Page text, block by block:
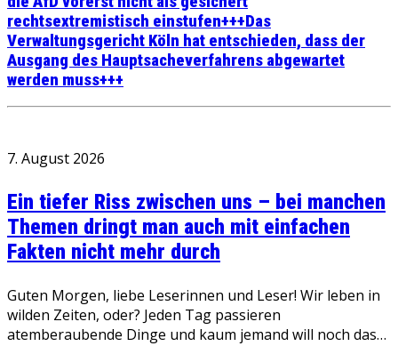
rechtsextremistisch einstufen+++Das
Verwaltungsgericht Köln hat entschieden, dass der
Ausgang des Hauptsacheverfahrens abgewartet
werden muss+++
7. August 2026
Ein tiefer Riss zwischen uns – bei manchen
Themen dringt man auch mit einfachen
Fakten nicht mehr durch
Guten Morgen, liebe Leserinnen und Leser! Wir leben in
wilden Zeiten, oder? Jeden Tag passieren
atemberaubende Dinge und kaum jemand will noch das…